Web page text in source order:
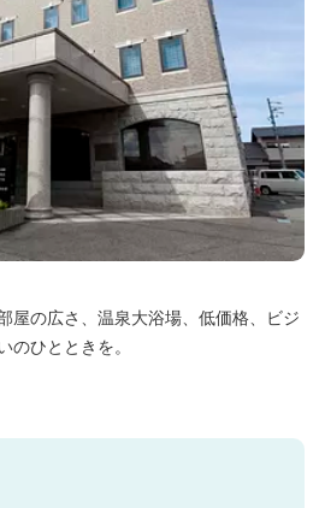
屋の広さ、温泉大浴場、低価格、ビジ
のひとときを。